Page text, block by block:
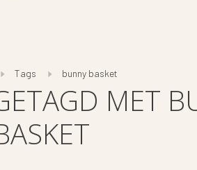
Tags bunny basket
MET